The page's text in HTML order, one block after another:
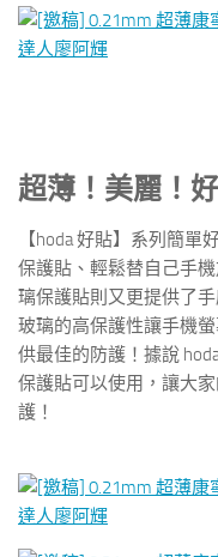
超薄！美麗！
【hoda 好貼】系列簡
保護貼、輕鬆替自己手
璃保護貼則又更提供了
玻璃的高保護性讓手機
供最佳的防護！據說
保護貼可以使用，讓大
護！